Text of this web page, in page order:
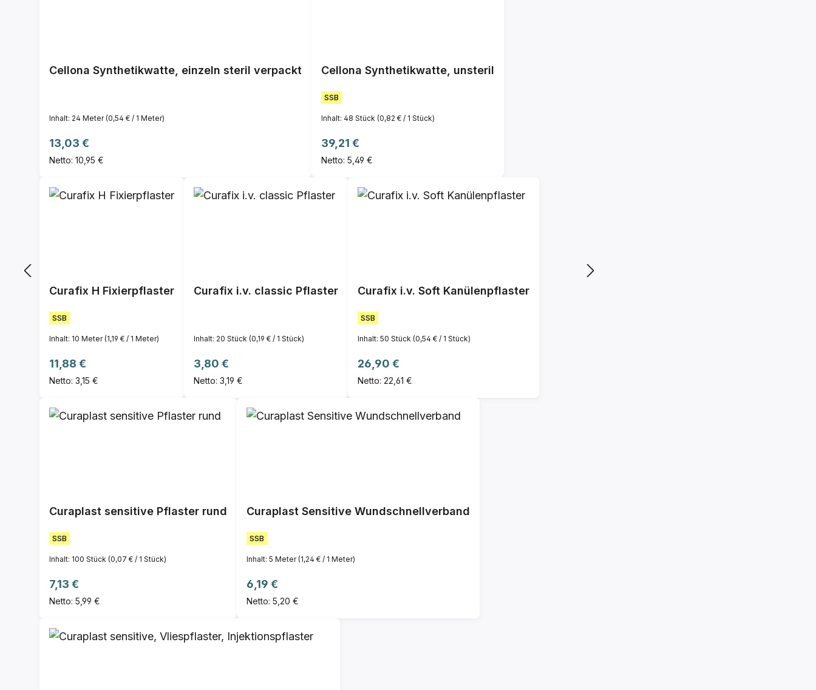
Cellona Synthetikwatte, einzeln steril verpackt
Inhalt: 24 Meter(0,54 € / 1 Meter)
Regulärer Preis:
13,03 €
Netto: 10,95 €
Cellona Synthetikwatte, unsteril
SSB
Inhalt: 48 Stück (0,82 € / 1 Stück)
Regulärer Preis:
39,21 €
Netto: 5,49 €
Curafix H Fixierpflaster
SSB
Inhalt: 10 Meter(1,19 € / 1 Meter)
Regulärer Preis:
11,88 €
Netto: 3,15 €
Curafix i.v. classic Pflaster
Inhalt: 20 Stück (0,19 € / 1 Stück)
Regulärer Preis:
3,80 €
Netto: 3,19 €
Curafix i.v. Soft Kanülenpflaster
SSB
Inhalt: 50 Stück (0,54 € / 1 Stück)
Regulärer Preis:
26,90 €
Netto: 22,61 €
Curaplast sensitive Pflaster rund
SSB
Inhalt: 100 Stück (0,07 € / 1 Stück)
Regulärer Preis:
7,13 €
Netto: 5,99 €
Curaplast Sensitive Wundschnellverband
SSB
Inhalt: 5 Meter(1,24 € / 1 Meter)
Regulärer Preis:
6,19 €
Netto: 5,20 €